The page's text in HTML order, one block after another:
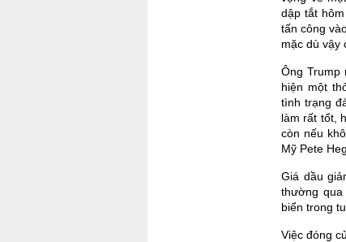
dập tắt
tấn công
mặc dù vậy
Ông Trump
hiện một
tình trạng
làm rất tốt,
còn nếu
Mỹ Pete
Giá dầu
thường
biển trong
Việc đóng